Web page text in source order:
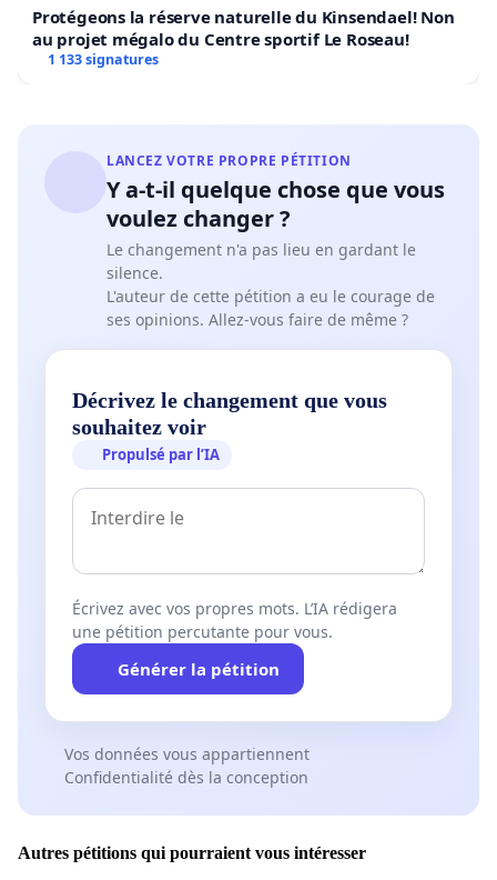
Protégeons la réserve naturelle du Kinsendael! Non
au projet mégalo du Centre sportif Le Roseau!
1 133 signatures
LANCEZ VOTRE PROPRE PÉTITION
Y a-t-il quelque chose que vous
voulez changer ?
Le changement n'a pas lieu en gardant le
silence.
L'auteur de cette pétition a eu le courage de
ses opinions. Allez-vous faire de même ?
Décrivez le changement que vous
souhaitez voir
Propulsé par l’IA
Écrivez avec vos propres mots. L’IA rédigera
une pétition percutante pour vous.
Générer la pétition
Vos données vous appartiennent
Confidentialité dès la conception
Autres pétitions qui pourraient vous intéresser